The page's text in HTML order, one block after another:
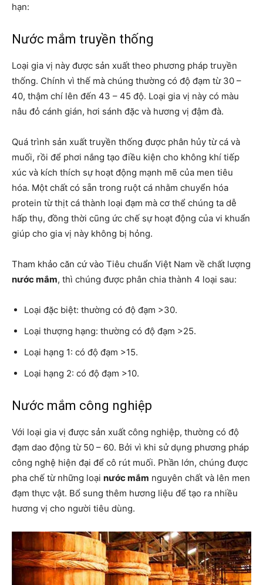
hạn:
Nước mắm truyền thống
Loại gia vị này được sản xuất theo phương pháp truyền
thống. Chính vì thế mà chúng thường có độ đạm từ 30 –
40, thậm chí lên đến 43 – 45 độ. Loại gia vị này có màu
nâu đỏ cánh gián, hơi sánh đặc và hương vị đậm đà.
Quá trình sản xuất truyền thống được phân hủy từ cá và
muối, rồi để phơi nắng tạo điều kiện cho không khí tiếp
xúc và kích thích sự hoạt động mạnh mẽ của men tiêu
hóa. Một chất có sẵn trong ruột cá nhằm chuyển hóa
protein từ thịt cá thành loại đạm mà cơ thể chúng ta dễ
hấp thụ, đồng thời cũng ức chế sự hoạt động của vi khuẩn
giúp cho gia vị này không bị hỏng.
Tham khảo căn cứ vào Tiêu chuẩn Việt Nam về chất lượng
nước mắm, thì chúng được phân chia thành 4 loại sau:
Loại đặc biệt: thường có độ đạm >30.
Loại thượng hạng: thường có độ đạm >25.
Loại hạng 1: có độ đạm >15.
Loại hạng 2: có độ đạm >10.
Nước mắm công nghiệp
Với loại gia vị được sản xuất công nghiệp, thường có độ
đạm dao động từ 50 – 60. Bởi vì khi sử dụng phương pháp
công nghệ hiện đại để cô rút muối. Phần lớn, chúng được
pha chế từ những loại nước mắm nguyên chất và lên men
đạm thực vật. Bổ sung thêm hương liệu để tạo ra nhiều
hương vị cho người tiêu dùng.